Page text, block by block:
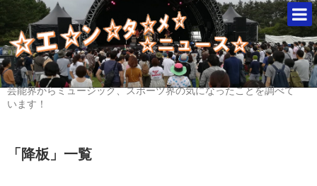
芸能界からミュージック、スポーツ界の気になったことを調べて
います！
「 降板 」 一覧